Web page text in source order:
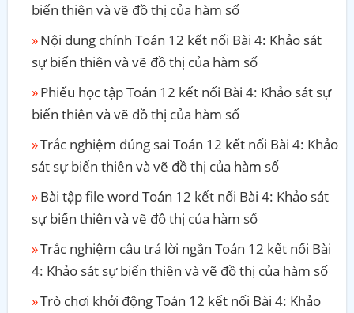
biến thiên và vẽ đồ thị của hàm số
Nội dung chính Toán 12 kết nối Bài 4: Khảo sát
sự biến thiên và vẽ đồ thị của hàm số
Phiếu học tập Toán 12 kết nối Bài 4: Khảo sát sự
biến thiên và vẽ đồ thị của hàm số
Trắc nghiệm đúng sai Toán 12 kết nối Bài 4: Khảo
sát sự biến thiên và vẽ đồ thị của hàm số
Bài tập file word Toán 12 kết nối Bài 4: Khảo sát
sự biến thiên và vẽ đồ thị của hàm số
Trắc nghiệm câu trả lời ngắn Toán 12 kết nối Bài
4: Khảo sát sự biến thiên và vẽ đồ thị của hàm số
Trò chơi khởi động Toán 12 kết nối Bài 4: Khảo